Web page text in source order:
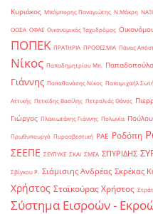
Κυριάκος Μπόμπορης Παναγιώτης Ν.Μάκρη
ΟΟΣΑ ΟΦΑΕ Οικονομικός Ταχυδρόμος
ΠΟΠΕΚ ΠΡΑΤΗΡΙΑ ΠΡΟΘΕΣΜΙΑ Πάνας
Νίκος Παπαδημητρίου Μπ.
Γιάννης Παπαθανάσης Νίκος Παπαμιχαήλ
Αττικής Πετκίδης Βασίλης Πετραλιάς Θάνος
Γιώργος Πλακιωτάκης Γιάννης Πολωνία
Πρωθυπουργό Πυροσβεστική ΡΑΕ Ροδόπη
ΣΕΕΠΕ ΣΕΥΠΥΚΕ ΣΚΑΙ ΣΜΕΑ ΣΠΥΡΙΔΗΣ
Σβίγκου Ρ. Σιάμισιης Ανδρέας Σκρέκας
Χρήστος Σταϊκούρας Χρήστος
Σύστημα Εισροών -